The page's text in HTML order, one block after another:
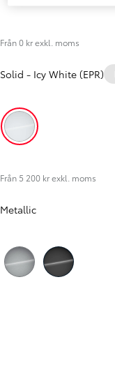
Från 0 kr exkl. moms
Solid - Icy White (EPR)
Icy White (EPR)
Från 5 200 kr exkl. moms
Metallic